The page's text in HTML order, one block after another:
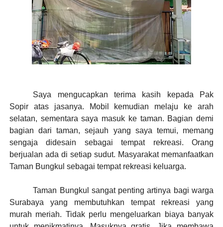
Saya mengucapkan terima kasih
kepada Pak
Sopir atas jasanya. Mobil kemudian melaju ke arah
selatan, sementara saya masuk ke taman. Bagian demi
bagian dari taman, sejauh yang saya temui, memang
sengaja didesain sebagai tempat rekreasi. Orang
berjualan ada di setiap sudut. Masyarakat memanfaatkan
Taman Bungkul sebagai tempat rekreasi keluarga.
Taman Bungkul sangat penting artinya bagi warga
Surabaya yang membutuhkan tempat rekreasi yang
murah meriah. Tidak perlu mengeluarkan biaya banyak